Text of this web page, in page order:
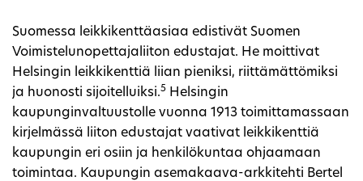
Suomessa leikkikenttäasiaa edistivät Suomen
Voimistelunopettajaliiton edustajat. He moittivat
Helsingin leikkikenttiä liian pieniksi, riittämättömiksi
ja huonosti sijoitelluiksi.5 Helsingin
kaupunginvaltuustolle vuonna 1913 toimittamassaan
kirjelmässä liiton edustajat vaativat leikkikenttiä
kaupungin eri osiin ja henkilökuntaa ohjaamaan
toimintaa. Kaupungin asemakaava-arkkitehti Bertel